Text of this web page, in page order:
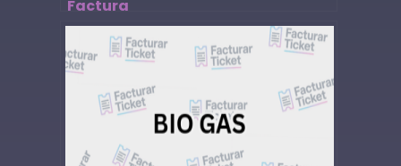
Factura